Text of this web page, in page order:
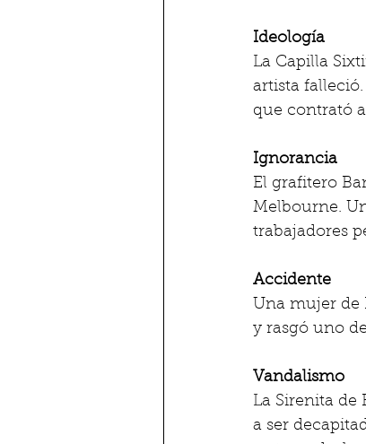
Ideología
La Capilla
artista
que contrató
Ignorancia
El grafitero
Melbourne.
trabajadores
Accidente
Una mujer de
y rasgó uno
Vandalismo
La Sirenita de
a ser